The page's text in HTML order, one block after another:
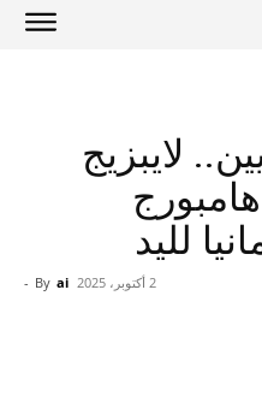
لايبزيج
لليد
By ai
- 2 أكتوبر، 2025